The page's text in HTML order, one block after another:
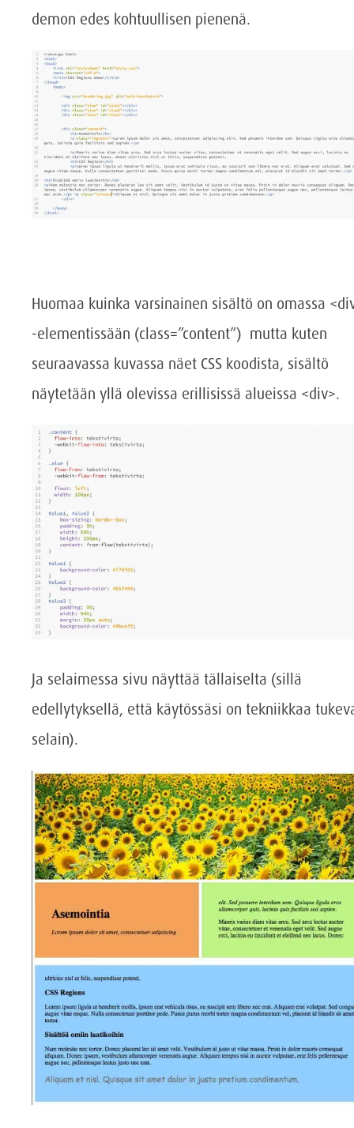
demon edes kohtuullisen pienenä.
Huomaa kuinka varsinainen sisältö on omassa
-elementissään (class=”content”) mutta kuten
seuraavassa kuvassa näet CSS koodista, sisältö
näytetään yllä olevissa erillisissä alueissa <div>.
Ja selaimessa sivu näyttää tällaiselta (sillä
edellytyksellä, että käytössäsi on tekniikkaa
selain).